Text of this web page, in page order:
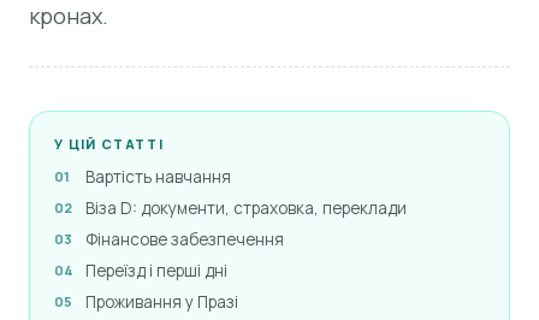
кронах.
У ЦІЙ СТАТТІ
Вартість навчання
Віза D: документи, страховка, переклади
Фінансове забезпечення
Переїзд і перші дні
Проживання у Празі